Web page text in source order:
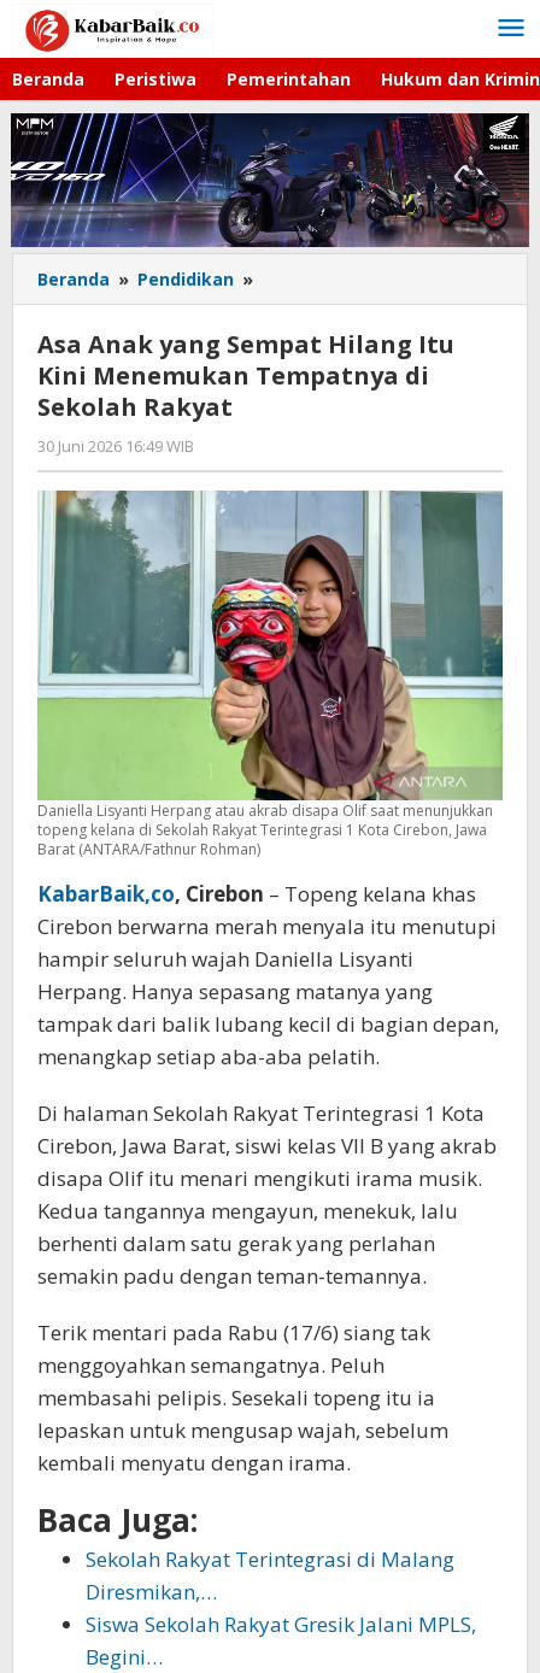
Lewati
konten
Beranda Peristiwa Pemerintahan Hukum dan
Beranda » Pendidikan »
Anak
Sempat
Hilang
Sekolah
Rakyat
Asa Anak yang Sempat Hilang Itu
Kini Menemukan Tempatnya di
Sekolah Rakyat
30 Juni 2026 16:49 WIB
Imam
WD
Daniella Lisyanti Herpang atau akrab disapa Olif saat menunjukkan
topeng kelana di Sekolah Rakyat Terintegrasi 1 Kota Cirebon, Jawa
Barat (ANTARA/Fathnur Rohman)
KabarBaik,co, Cirebon – Topeng kelana khas
Cirebon berwarna merah menyala itu menutupi
hampir seluruh wajah Daniella Lisyanti
Herpang. Hanya sepasang matanya yang
tampak dari balik lubang kecil di bagian depan,
menangkap setiap aba-aba pelatih.
Di halaman Sekolah Rakyat Terintegrasi 1 Kota
Cirebon, Jawa Barat, siswi kelas VII B yang akrab
disapa Olif itu menari mengikuti irama musik.
Kedua tangannya mengayun, menekuk, lalu
berhenti dalam satu gerak yang perlahan
semakin padu dengan teman-temannya.
Terik mentari pada Rabu (17/6) siang tak
menggoyahkan semangatnya. Peluh
membasahi pelipis. Sesekali topeng itu ia
lepaskan untuk mengusap wajah, sebelum
kembali menyatu dengan irama.
Baca Juga:
Sekolah Rakyat Terintegrasi di Malang
Diresmikan,…
Siswa Sekolah Rakyat Gresik Jalani MPLS,
Begini…